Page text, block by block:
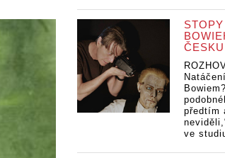
ČESKU
předtím
ve